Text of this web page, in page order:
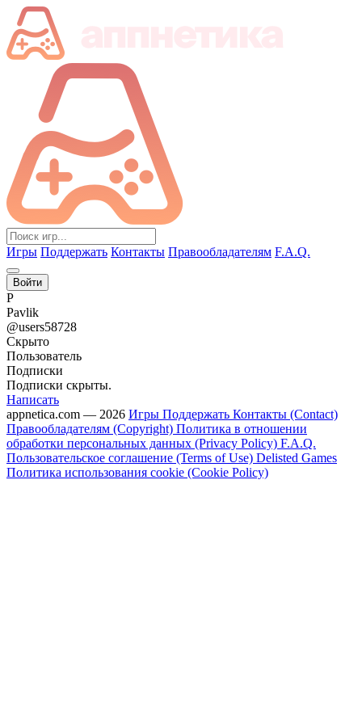
Игры Поддержать Контакты Правообладателям F.A.Q.
Войти
P
Pavlik
@users58728
Скрыто
Пользователь
Подписки
Подписки скрыты.
Написать
appnetica.com — 2026 Игры Поддержать Контакты (Contact)
Правообладателям (Copyright) Политика в отношении
обработки персональных данных (Privacy Policy) F.A.Q.
Пользовательское соглашение (Terms of Use) Delisted Games
Политика использования cookie (Cookie Policy)